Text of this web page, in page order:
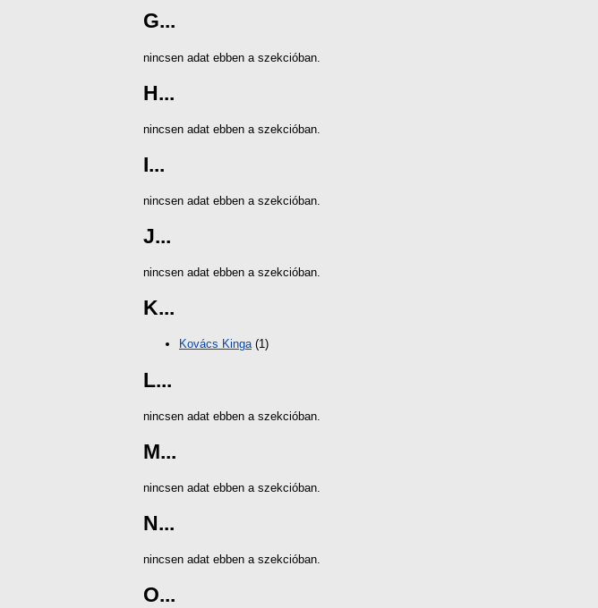
G...
nincsen adat ebben a szekcióban.
H...
nincsen adat ebben a szekcióban.
I...
nincsen adat ebben a szekcióban.
J...
nincsen adat ebben a szekcióban.
K...
Kovács Kinga(1)
L...
nincsen adat ebben a szekcióban.
M...
nincsen adat ebben a szekcióban.
N...
nincsen adat ebben a szekcióban.
O...